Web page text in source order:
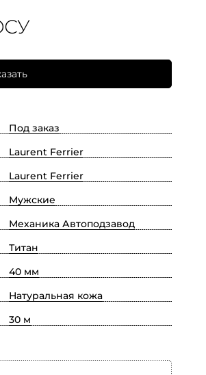
Под заказ
Laurent Ferrier
Laurent Ferrier
Мужские
Механика Автоподзавод
Титан
40 мм
Натуральная кожа
30 м